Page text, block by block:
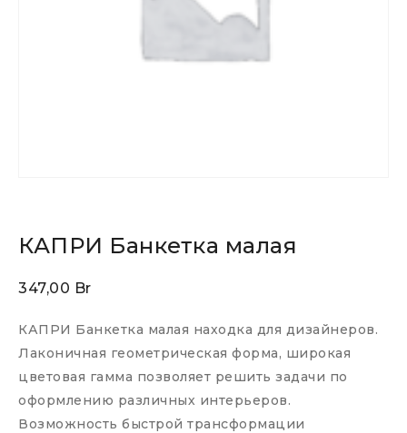
КАПРИ Банкетка малая
347,00 Br
КАПРИ Банкетка малая находка для дизайнеров.
Лаконичная геометрическая форма, широкая
цветовая гамма позволяет решить задачи по
оформлению различных интерьеров.
Возможность быстрой трансформации